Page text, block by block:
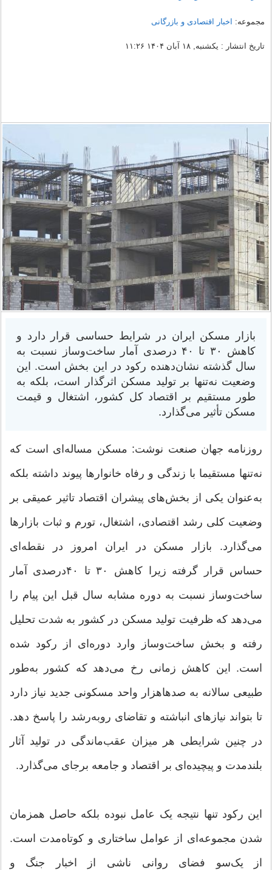
مجموعه: اخبار اقتصادی و بازرگانی
تاریخ انتشار : یکشنبه, ۱۸ آبان ۱۴۰۴ ۱۱:۲۶
بازار مسکن ایران در شرایط حساسی قرار دارد و
کاهش ۳۰ تا ۴۰ درصدی آمار ساخت‌وساز نسبت به
سال گذشته نشان‌دهنده رکود در این بخش است. این
وضعیت نه‌تنها بر تولید مسکن اثرگذار است، بلکه به
طور مستقیم بر اقتصاد کل کشور، اشتغال و قیمت
مسکن تأثیر می‌گذارد.
روزنامه جهان صنعت نوشت: مسکن مساله‌ای‌ است که
نه‌تنها مستقیما با زندگی و رفاه خانوارها پیوند داشته بلکه
به‌عنوان یکی از بخش‌های پیشران اقتصاد تاثیر عمیقی بر
وضعیت کلی رشد اقتصادی، اشتغال، تورم و ثبات بازارها
می‌گذارد. بازار مسکن در ایران امروز در نقطه‌ای
حساس قرار گرفته زیرا کاهش ۳۰ تا ۴۰‌درصدی آمار
ساخت‌وساز نسبت به دوره مشابه سال قبل این پیام را
می‌دهد که ظرفیت تولید مسکن در کشور به شدت تحلیل
رفته و بخش ساخت‌وساز وارد دوره‌ای از رکود شده
است. این کاهش زمانی رخ می‌دهد که کشور به‌طور
طبیعی سالانه به صدها‌هزار واحد مسکونی جدید نیاز دارد
تا بتواند نیازهای انباشته و تقاضای روبه‌رشد را پاسخ دهد.
در چنین شرایطی هر میزان عقب‌ماندگی در تولید آثار
بلندمدت و پیچیده‌ای بر اقتصاد و جامعه برجای می‌گذارد.
این رکود تنها نتیجه یک عامل نبوده بلکه حاصل همزمان
شدن مجموعه‌ای از عوامل ساختاری و کوتاه‌مدت است.
از یک‌سو فضای روانی ناشی از اخبار جنگ و